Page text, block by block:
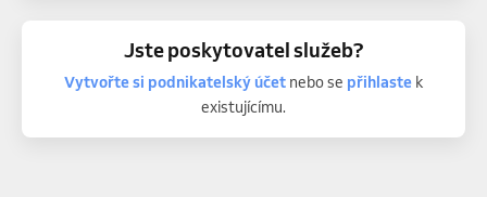
Jste poskytovatel služeb?
Vytvořte si podnikatelský účetnebo se přihlastek
existujícímu.